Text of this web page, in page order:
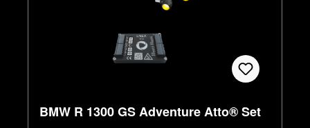
BMW R 1300 GS Adventure Atto® Set